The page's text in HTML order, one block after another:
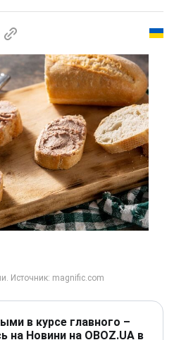
в курсе главного –
на Новини на OBOZ.UA в